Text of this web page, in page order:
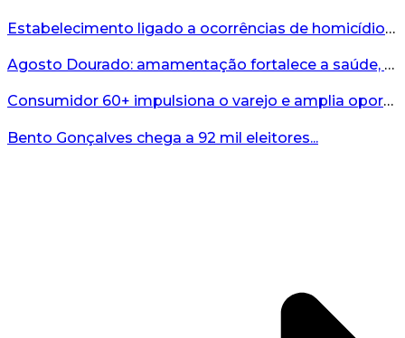
Estabelecimento ligado a ocorrências de homicídio é interditado durante fiscalização em Bento...
Agosto Dourado: amamentação fortalece a saúde, o desenvolvimento e os vínculos...
Consumidor 60+ impulsiona o varejo e amplia oportunidades para o comércio ...
Bento Gonçalves chega a 92 mil eleitores...